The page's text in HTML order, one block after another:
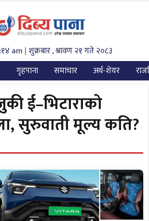
am | शुक्रबार , श्रावण २१ गते २०८३
गृहपाना
समाचार अर्थ-शेयर
ई–भिटाराको
सुरुवाती मूल्य कति?